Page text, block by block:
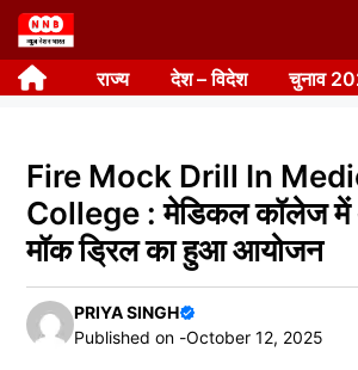
Skip
to
content राज्य देश – विदेश चुनाव
Fire Mock Drill In
College : मेडिकल कॉलेज में
मॉक ड्रिल का हुआ आयोजन
PRIYA SINGH
Published on -October 12, 2025